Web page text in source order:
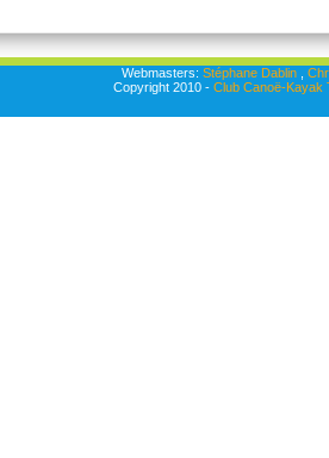
Webmasters: Stéphane Dablin,
Copyright 2010 - Club Canoë-Kayak